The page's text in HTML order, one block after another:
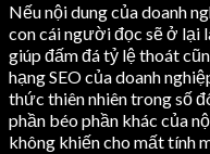
Nếu nội dung của doanh
con cái người đọc sẽ ở lại
giúp đấm đá tỷ lệ thoát
hạng SEO của doanh
thức thiên nhiên trong số
phần béo phần khác của
không khiến cho mất tính